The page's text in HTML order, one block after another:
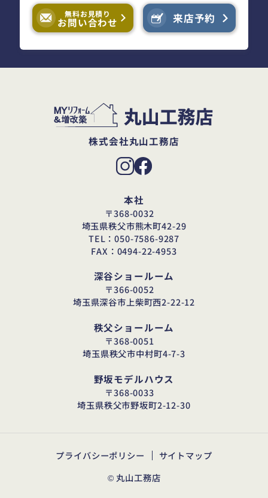
来店予約
無料お見積り
お問い合わせ
株式会社丸山工務店
本社
〒368-0032
埼玉県秩父市熊木町42-29
TEL：050-7586-9287
FAX：0494-22-4953
深谷ショールーム
〒366-0052
埼玉県深谷市上柴町西2-22-12
秩父ショールーム
〒368-0051
埼玉県秩父市中村町4-7-3
野坂モデルハウス
〒368-0033
埼玉県秩父市野坂町2-12-30
プライバシーポリシー
サイトマップ
© 丸山工務店